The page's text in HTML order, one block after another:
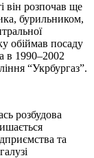
він розпочав ще
бурильником,
обіймав посаду
в 1990–2002
“Укрбургаз”.
розбудова
та